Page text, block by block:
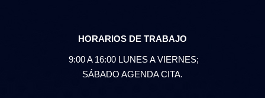
HORARIOS DE TRABAJO
9:00 A 16:00 LUNES A VIERNES;
SÁBADO AGENDA CITA.